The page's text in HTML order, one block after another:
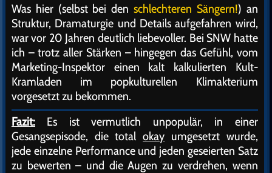
Was hier (selbst bei den schlechteren Sängern!) an
Struktur, Dramaturgie und Details aufgefahren wird,
war vor 20 Jahren deutlich liebevoller. Bei SNW hatte
ich – trotz aller Stärken – hingegen das Gefühl, vom
Marketing-Inspektor einen kalt kalkulierten Kult-
Kramladen im popkulturellen Klimakterium
vorgesetzt zu bekommen.
Fazit: Es ist vermutlich unpopulär, in einer
Gesangsepisode, die totalokay umgesetzt wurde,
jede einzelne Performance und jeden geseierten Satz
zu bewerten – und die Augen zu verdrehen, wenn